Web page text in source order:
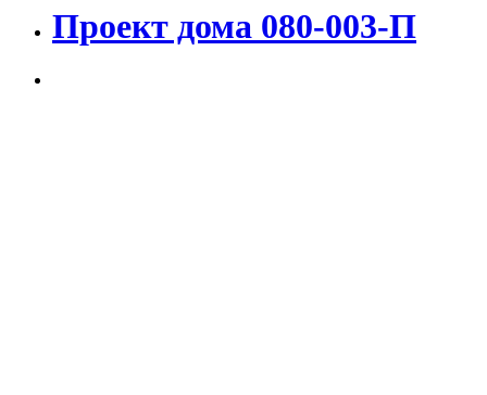
Проект дома 080-003-П